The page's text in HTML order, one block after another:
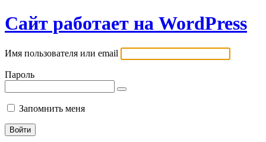
Сайт работает на WordPress
Имя пользователя или email
Пароль
Запомнить меня